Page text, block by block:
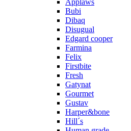
Applaws
Bubi
Dibaq
Disugual
Edgard cooper
Farmina
Felix
Firstbite
Fresh
Gatynat
Gourmet
Gustav
Harper&bone
Hill´s